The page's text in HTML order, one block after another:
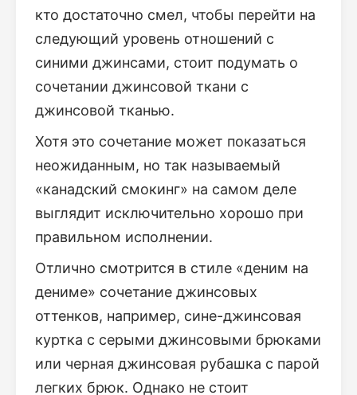
кто достаточно смел, чтобы перейти на
следующий уровень отношений с
синими джинсами, стоит подумать о
сочетании джинсовой ткани с
джинсовой тканью.
Хотя это сочетание может показаться
неожиданным, но так называемый
«канадский смокинг» на самом деле
выглядит исключительно хорошо при
правильном исполнении.
Отлично смотрится в стиле «деним на
дениме» сочетание джинсовых
оттенков, например, сине-джинсовая
куртка с серыми джинсовыми брюками
или черная джинсовая рубашка с парой
легких брюк. Однако не стоит